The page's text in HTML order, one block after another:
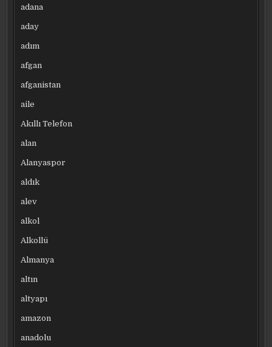
adana
aday
adım
afgan
afganistan
aile
Akıllı Telefon
alan
Alanyaspor
aldık
alev
alkol
Alkollü
Almanya
altın
altyapı
amazon
anadolu